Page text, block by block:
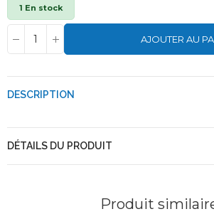
1 En stock
AJOUTER AU
DESCRIPTION
DÉTAILS DU PRODUIT
Produit